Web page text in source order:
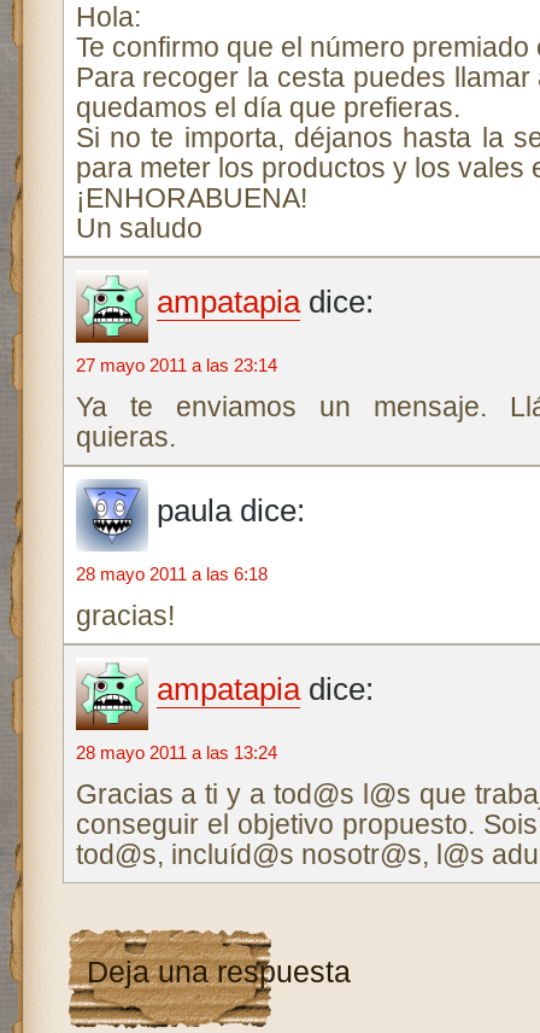
Hola:
Te confirmo que el número premiado
Para recoger la cesta puedes
quedamos el día que prefieras.
Si no te importa, déjanos hasta la
para meter los productos y los vales
¡ENHORABUENA!
Un saludo
ampatapia dice:
27 mayo 2011 a las 23:14
Ya te enviamos un mensaje.
quieras.
paula dice:
28 mayo 2011 a las 6:18
gracias!
ampatapia dice:
28 mayo 2011 a las 13:24
Gracias a ti y a tod@s l@s que
conseguir el objetivo propuesto.
tod@s, incluíd@s nosotr@s, l@s
Deja una respuesta